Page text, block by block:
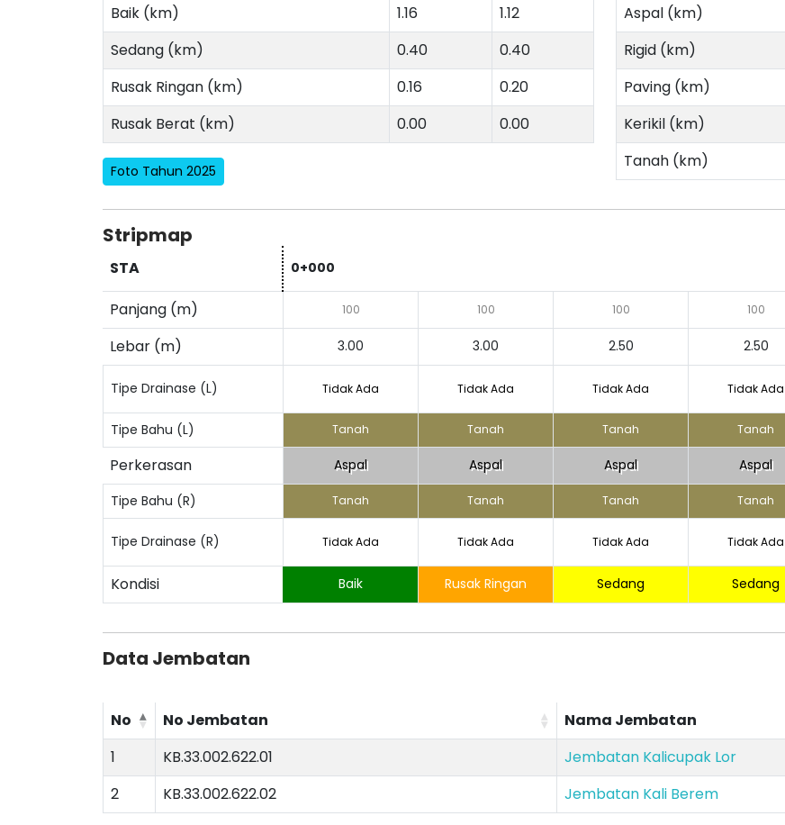
Baik (km)
1.16
1.12
Sedang (km)
0.40
0.40
Rusak Ringan (km)
0.16
0.20
Rusak Berat (km)
0.00 0.00
Foto Tahun 2025
Aspal (km)
Rigid (km)
Paving (km)
Kerikil (km)
Tanah (km)
Stripmap
STA 0+000
Panjang (m) 100 100 100 100
Lebar (m) 3.00 3.00 2.50 2.50
Tipe Drainase (L) Tidak Ada Tidak Ada Tidak Ada Tidak Ada
Tipe Bahu (L) Tanah Tanah Tanah Tanah
Perkerasan Aspal Aspal Aspal Aspal
Tipe Bahu (R)
Tanah Tanah Tanah Tanah
Tipe Drainase (R) Tidak Ada Tidak Ada Tidak Ada Tidak Ada
Kondisi Baik Rusak Ringan Sedang Sedang
Data Jembatan
No
No Jembatan
Nama Jembatan
1
KB.33.002.622.01
Jembatan Kalicupak Lor
2
KB.33.002.622.02 Jembatan Kali Berem